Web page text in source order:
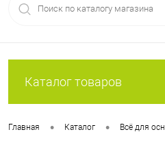
Каталог товаров
Главная • Каталог • Всё для